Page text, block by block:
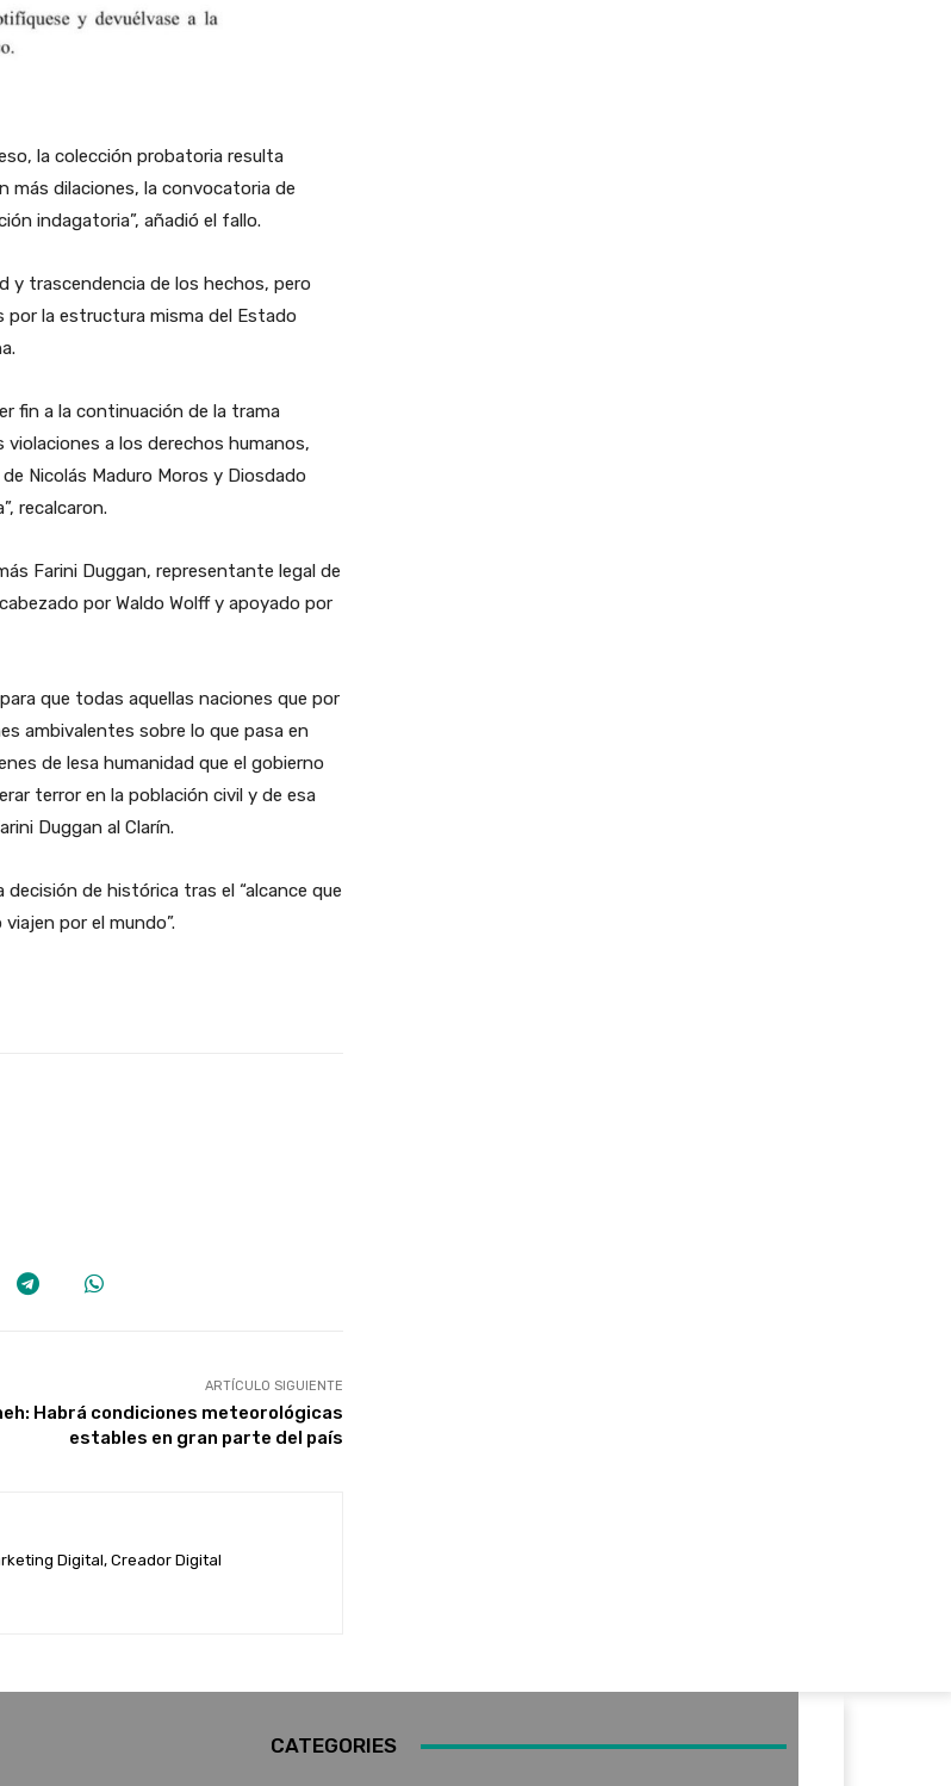
la colección probatoria resulta
más dilaciones, la convocatoria de
indagatoria”, añadió el fallo.
y trascendencia de los hechos, pero
por la estructura misma del Estado
fin a la continuación de la trama
a los derechos humanos,
Nicolás Maduro Moros y Diosdado
recalcaron.
Farini Duggan, representante legal de
por Waldo Wolff y apoyado por
que todas aquellas naciones que por
ambivalentes sobre lo que pasa en
de lesa humanidad que el gobierno
terror en la población civil y de esa
Duggan al Clarín.
de histórica tras el “alcance que
por el mundo”.
ARTÍCULO SIGUIENTE
Habrá condiciones meteorológicas
estables en gran parte del país
Digital, Creador Digital
CATEGORIES